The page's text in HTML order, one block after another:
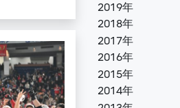
2019年
2018年
2017年
2016年
2015年
2014年